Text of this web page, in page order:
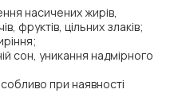
насичених жирів,
фруктів, цільних злаків;
сон, уникання надмірного
при наявності